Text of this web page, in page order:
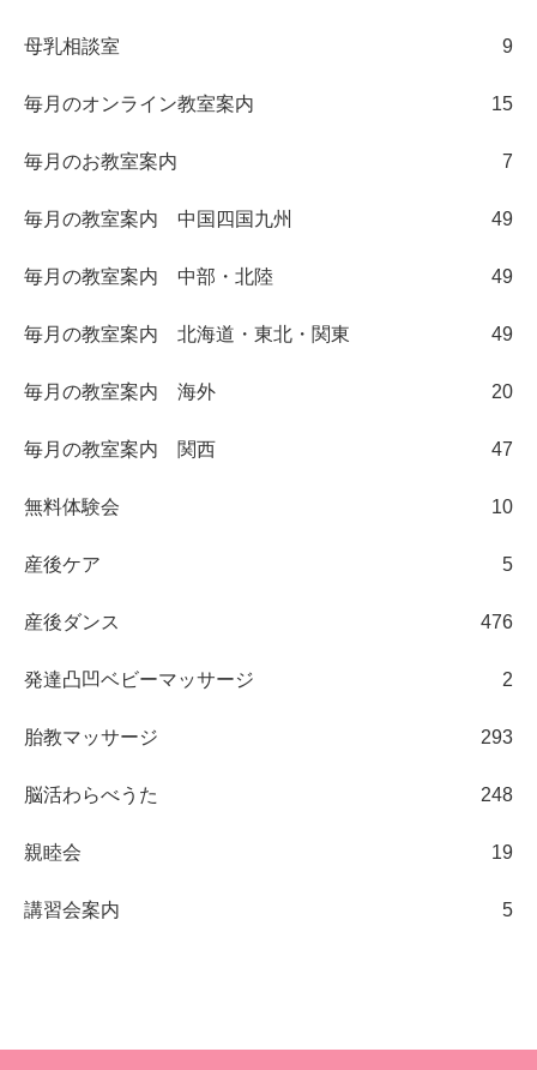
母乳相談室 9
毎月のオンライン教室案内 15
毎月のお教室案内 7
毎月の教室案内 中国四国九州 49
毎月の教室案内 中部・北陸 49
毎月の教室案内 北海道・東北・関東 49
毎月の教室案内 海外 20
毎月の教室案内 関西 47
無料体験会 10
産後ケア 5
産後ダンス 476
発達凸凹ベビーマッサージ 2
胎教マッサージ 293
脳活わらべうた 248
親睦会 19
講習会案内 5